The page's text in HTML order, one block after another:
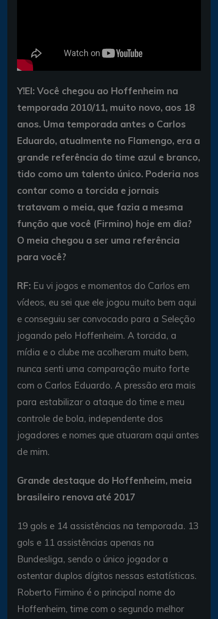
Y!EI: Você chegou ao Hoffenheim na
temporada 2010/11, muito novo, aos 18
anos. Uma temporada antes o Carlos
Eduardo, atualmente no Flamengo, era a
grande referência do time azul e branco,
tido como um talento único. Poderia nos
contar como a torcida e jornais
tratavam o meia, que fazia a mesma
função que você (Firmino) hoje em dia?
O meia chegou a ser uma referência
para você?
RF: Eu vi jogos e momentos do Carlos em
vídeos, eu sei que ele jogou muito bem aqui
e conseguiu ser convocado para a Seleção
jogando pelo Hoffenheim. A torcida, a
mídia e o clube me acolheram muito bem,
nunca senti uma comparação muito forte
com o Carlos Eduardo. A pressão era mais
para estabilizar o ataque do time e meu
controle de bola, independente dos
jogadores e nomes que atuaram aqui antes
de mim.
Grande destaque do Hoffenheim, meia
brasileiro renova até 2017
19 gols e 14 assistências na temporada. 13
gols e 11 assistências apenas na
Bundesliga, sendo o único jogador a
ostentar duplos dígitos nessas estatísticas.
Roberto Firmino é o principal nome do
Hoffenheim, time com o segundo melhor